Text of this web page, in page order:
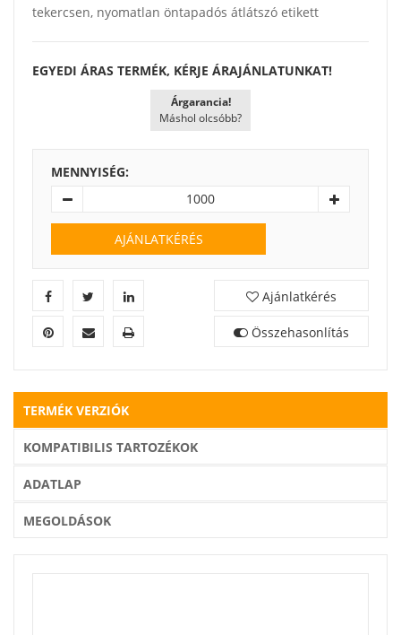
tekercsen, nyomatlan öntapadós átlátszó etikett
EGYEDI ÁRAS TERMÉK, KÉRJE ÁRAJÁNLATUNKAT!
Árgarancia!
Máshol olcsóbb?
MENNYISÉG:
AJÁNLATKÉRÉS
Ajánlatkérés
Összehasonlítás
TERMÉK VERZIÓK
KOMPATIBILIS TARTOZÉKOK
ADATLAP
MEGOLDÁSOK